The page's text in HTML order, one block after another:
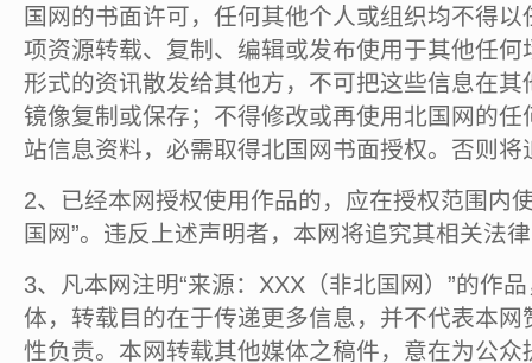
国网的书面许可，任何其他个人或组织均不得
项资源转载、复制、编辑或发布使用于其他任
形式的资讯散发给其他方，不可把这些信息在
镜像复制或保存；不得修改或再使用北国网的
站信息资料，必需取得北国网书面授权。否则将
2、已经本网授权使用作品的，应在授权范围内
国网”。违反上述声明者，本网将追究其相关法
3、凡本网注明“来源：XXX（非北国网）”的作
体，转载目的在于传递更多信息，并不代表本
性负责。本网转载其他媒体之稿件，意在为公